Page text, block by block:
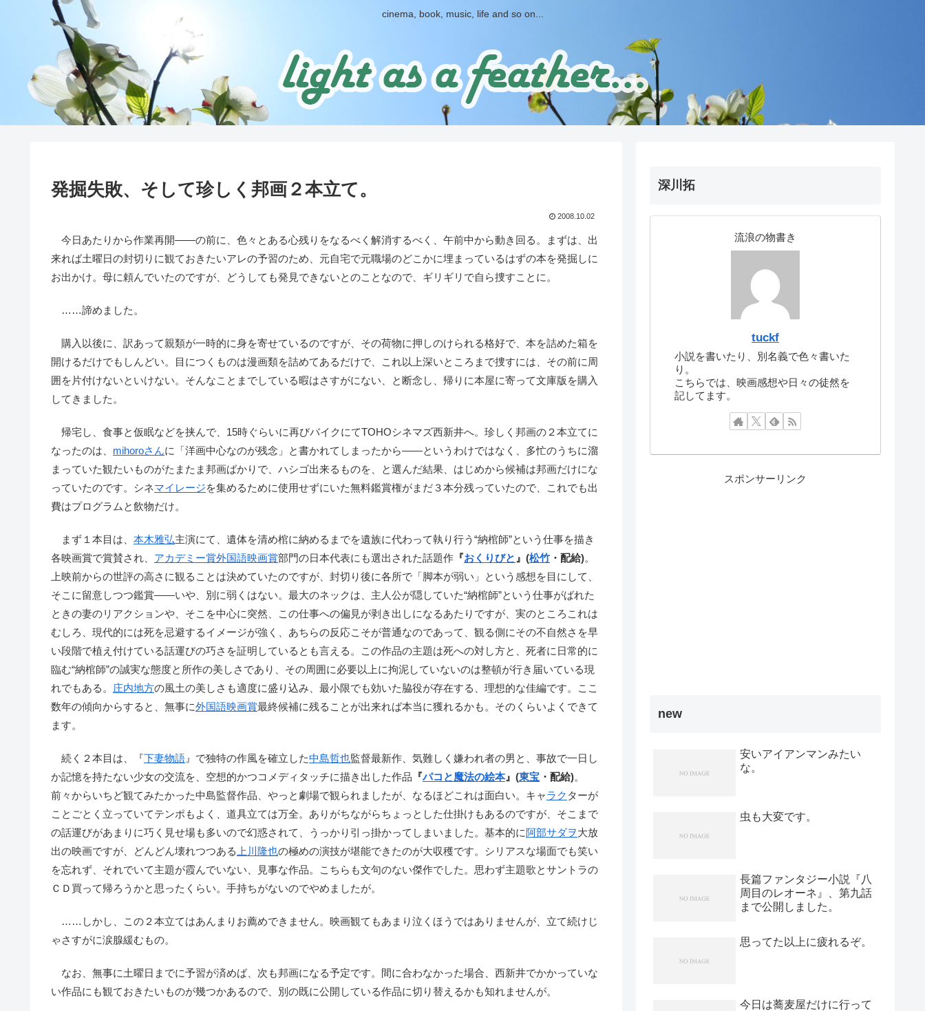
cinema, book, music, life and so on...
発掘失敗、そして珍しく邦画２本立て。
2008.10.02
今日あたりから作業再開――の前に、色々とある心残りをなるべく解消するべく、午前中から動き回る。まずは、出
来れば土曜日の封切りに観ておきたいアレの予習のため、元自宅で元職場のどこかに埋まっているはずの本を発掘しに
お出かけ。母に頼んでいたのですが、どうしても発見できないとのことなので、ギリギリで自ら捜すことに。
……諦めました。
購入以後に、訳あって親類が一時的に身を寄せているのですが、その荷物に押しのけられる格好で、本を詰めた箱を
開けるだけでもしんどい。目につくものは漫画類を詰めてあるだけで、これ以上深いところまで捜すには、その前に周
囲を片付けないといけない。そんなことまでしている暇はさすがにない、と断念し、帰りに本屋に寄って文庫版を購入
してきました。
帰宅し、食事と仮眠などを挟んで、15時ぐらいに再びバイクにてTOHOシネマズ西新井へ。珍しく邦画の２本立てに
なったのは、 mihoroさんに「洋画中心なのが残念」と書かれてしまったから――というわけではなく、多忙のうちに溜
まっていた観たいものがたまたま邦画ばかりで、ハシゴ出来るものを、と選んだ結果、はじめから候補は邦画だけにな
っていたのです。シネマイレージを集めるために使用せずにいた無料鑑賞権がまだ３本分残っていたので、これでも出
費はプログラムと飲物だけ。
まず１本目は、 本木雅弘主演にて、遺体を清め棺に納めるまでを遺族に代わって執り行う“納棺師”という仕事を描き
各映画賞で賞賛され、 アカデミー賞外国語映画賞部門の日本代表にも選出された話題作 『おくりびと 』(松竹 ・配給)。
上映前からの世評の高さに観ることは決めていたのですが、封切り後に各所で「脚本が弱い」という感想を目にして、
そこに留意しつつ鑑賞――いや、別に弱くはない。最大のネックは、主人公が隠していた“納棺師”という仕事がばれた
ときの妻のリアクションや、そこを中心に突然、この仕事への偏見が剥き出しになるあたりですが、実のところこれは
むしろ、現代的には死を忌避するイメージが強く、あちらの反応こそが普通なのであって、観る側にその不自然さを早
い段階で植え付けている話運びの巧さを証明しているとも言える。この作品の主題は死への対し方と、死者に日常的に
臨む“納棺師”の誠実な態度と所作の美しさであり、その周囲に必要以上に拘泥していないのは整頓が行き届いている現
れでもある。
庄内地方の風土の美しさも適度に盛り込み、最小限でも効いた脇役が存在する、理想的な佳編です。ここ
数年の傾向からすると、無事に外国語映画賞最終候補に残ることが出来れば本当に獲れるかも。そのくらいよくできて
ます。
続く２本目は、『下妻物語 』で独特の作風を確立した中島哲也監督最新作、気難しく嫌われ者の男と、事故で一日し
か記憶を持たない少女の交流を、空想的かつコメディタッチに描き出した作品 『パコと魔法の絵本』(東宝 ・配給)。
前々からいちど観てみたかった中島監督作品、やっと劇場で観られましたが、なるほどこれは面白い。キャラク ターが
ことごとく立っていてテンポもよく、道具立ては万全。ありがちながらちょっとした仕掛けもあるのですが、そこまで
の話運びがあまりに巧く見せ場も多いので幻惑されて、うっかり引っ掛かってしまいました。基本的に阿部サダヲ大放
出の映画ですが、どんどん壊れつつある 上川隆也の極めの演技が堪能できたのが大収穫です。シリアスな場面でも笑い
を忘れず、それでいて主題が霞んでいない、見事な作品。こちらも文句のない傑作でした。思わず主題歌とサントラの
ＣＤ買って帰ろうかと思ったくらい。手持ちがないのでやめましたが。
……しかし、この２本立てはあんまりお薦めできません。映画観てもあまり泣くほうではありませんが、立て続けじ
ゃさすがに涙腺緩むもの。
なお、無事に土曜日までに予習が済めば、次も邦画になる予定です。間に合わなかった場合、西新井でかかっていな
い作品にも観ておきたいものが幾つかあるので、別の既に公開している作品に切り替えるかも知れませんが。
深川拓
流浪の物書き
tuckf
小説を書いたり、別名義で色々書いた
り。
こちらでは、映画感想や日々の徒然を
記してます。
スポンサーリンク
new
安いアイアンマンみたい
な。
虫も大変です。
長篇ファンタジー小説『八
周目のレオーネ』、第九話
まで公開しました。
思ってた以上に疲れるぞ。
今日は蕎麦屋だけに行って